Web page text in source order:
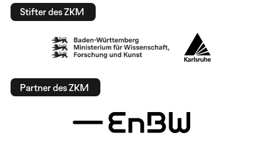
Stifter des ZKM
Partner des ZKM